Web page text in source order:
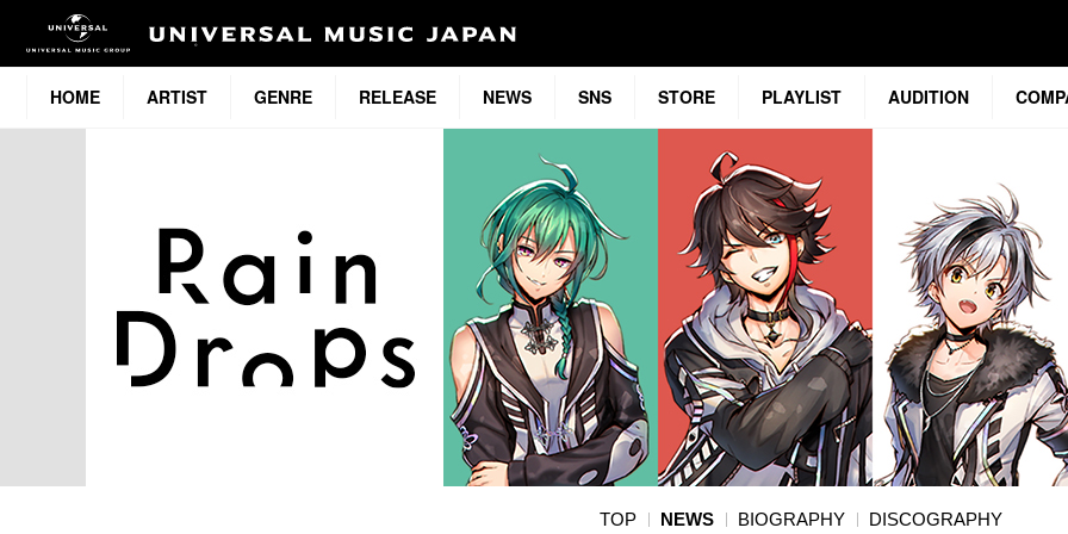
HOME ARTIST GENRE RELEASE NEWS SNS STORE PLAYLIST AUDITION
TOP NEWS BIOGRAPHY DISCOGRAPHY